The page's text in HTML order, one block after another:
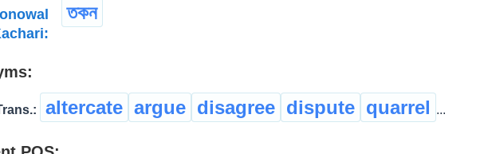
তকন
altercate argue disagree dispute quarrel ...